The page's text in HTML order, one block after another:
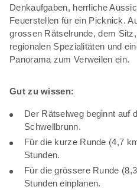
Denkaufgaben, herrliche
Feuerstellen für ein Picknick.
grossen Rätselrunde, dem
regionalen Spezialitäten und
Panorama zum Verweilen ein.
Gut zu wissen:
Der Rätselweg beginnt auf
Schwellbrunn.
Für die kurze Runde (4,7
Stunden.
Für die grössere Runde
Stunden einplanen.